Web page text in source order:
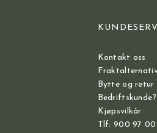
Kontakt oss
Bytte og retur
Bedriftskunde?
Kjøpsvilkår
Tlf: 900 97